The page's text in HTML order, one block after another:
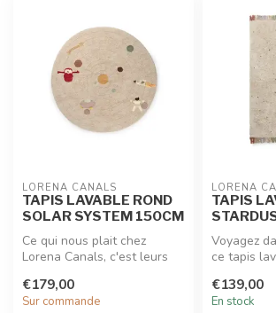
LORENA CANALS
TAPIS LAVABLE ROND
SOLAR SYSTEM 150CM
Ce qui nous plait chez
Lorena Canals, c'est leurs
100%...
€179,00
Sur commande
LORENA
TAPIS
Voyagez
ce tapis
€139,00
En stock